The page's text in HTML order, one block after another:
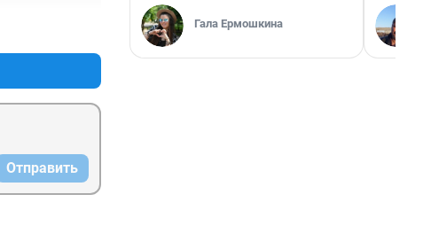
Отправить
Гала Ермошкина